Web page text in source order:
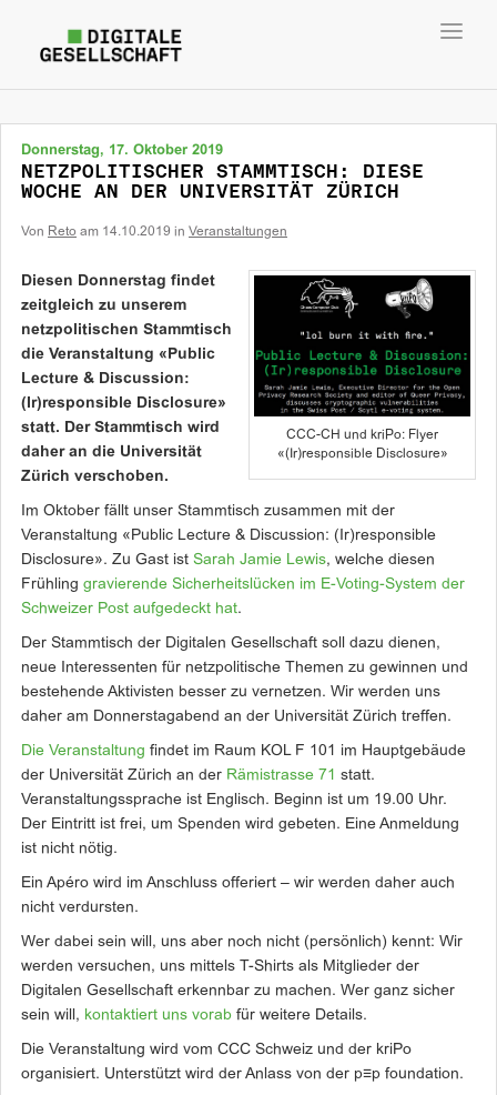
Donnerstag, 17. Oktober 2019
NETZPOLITISCHER STAMMTISCH: DIESE
WOCHE AN DER UNIVERSITÄT ZÜRICH
Von Reto am 14.10.2019 in Veranstaltungen
CCC-CH und kriPo: Flyer
«(Ir)responsible Disclosure»
Diesen Donnerstag findet
zeitgleich zu unserem
netzpolitischen Stammtisch
die Veranstaltung «Public
Lecture & Discussion:
(Ir)responsible Disclosure»
statt. Der Stammtisch wird
daher an die Universität
Zürich verschoben.
Im Oktober fällt unser Stammtisch zusammen mit der
Veranstaltung «Public Lecture & Discussion: (Ir)responsible
Disclosure». Zu Gast ist Sarah Jamie Lewis, welche diesen
Frühling gravierende Sicherheitslücken im E-Voting-System der
Schweizer Post aufgedeckt hat.
Der Stammtisch der Digitalen Gesellschaft soll dazu dienen,
neue Interessenten für netzpolitische Themen zu gewinnen und
bestehende Aktivisten besser zu vernetzen. Wir werden uns
daher am Donnerstagabend an der Universität Zürich treffen.
Die Veranstaltung findet im Raum KOL F 101
im Hauptgebäude
der Universität Zürich an der Rämistrasse 71
statt.
Veranstaltungssprache ist Englisch. Beginn ist um 19.00 Uhr.
Der Eintritt ist frei, um Spenden wird gebeten. Eine Anmeldung
ist nicht nötig.
Ein Apéro wird im Anschluss offeriert – wir werden daher auch
nicht verdursten.
Wer dabei sein will, uns aber noch nicht (persönlich) kennt: Wir
werden versuchen, uns mittels T-Shirts als Mitglieder der
Digitalen Gesellschaft erkennbar zu machen. Wer ganz sicher
sein will, kontaktiert uns vorab für weitere Details.
Die Veranstaltung wird vom CCC Schweiz und der kriPo
organisiert. Unterstützt wird der Anlass von der p≡p foundation.